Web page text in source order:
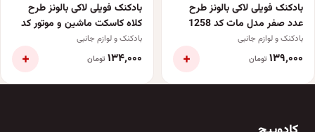
بادکنک فویلی لاکی بالونز طرح
عدد صفر مدل مات کد 1258
بادکنک و لوازم جانبی
۱۳۹٬۰۰۰ تومان +
بادکنک فویلی لاکی بالونز طرح
کلاه کاسکت ماشین و موتور کد
1310
بادکنک و لوازم جانبی
۱۳۴٬۰۰۰ تومان +